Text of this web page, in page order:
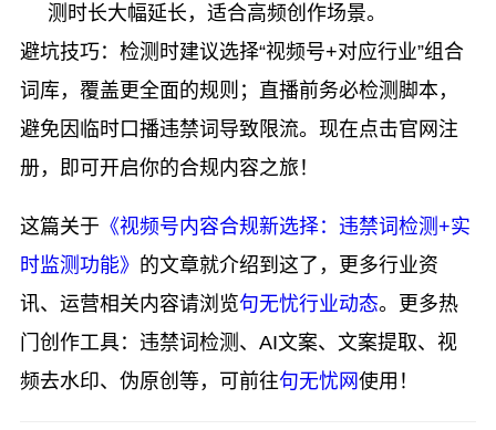
测时长大幅延长，适合高频创作场景。
避坑技巧：检测时建议选择“视频号+对应行业”组合
词库，覆盖更全面的规则；直播前务必检测脚本，
避免因临时口播违禁词导致限流。现在点击官网注
册，即可开启你的合规内容之旅！
这篇关于 《视频号内容合规新选择：违禁词检测+实
时监测功能》 的文章就介绍到这了，更多行业资
讯、运营相关内容请浏览句无忧行业动态。更多热
门创作工具：违禁词检测、AI文案、文案提取、视
频去水印、伪原创等，可前往句无忧网使用！